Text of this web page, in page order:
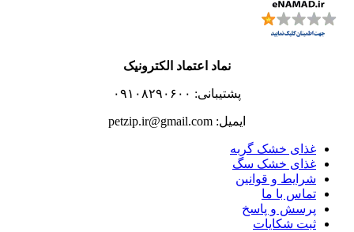
نماد اعتماد الکترونیک
پشتیبانی: ۰۹۱۰۸۲۹۰۶۰۰
ایمیل: petzip.ir@gmail.com
غذای خشک گربه
غذای خشک سگ
شرایط و قوانین
تماس با ما
پرسش و پاسخ
ثبت شکایات